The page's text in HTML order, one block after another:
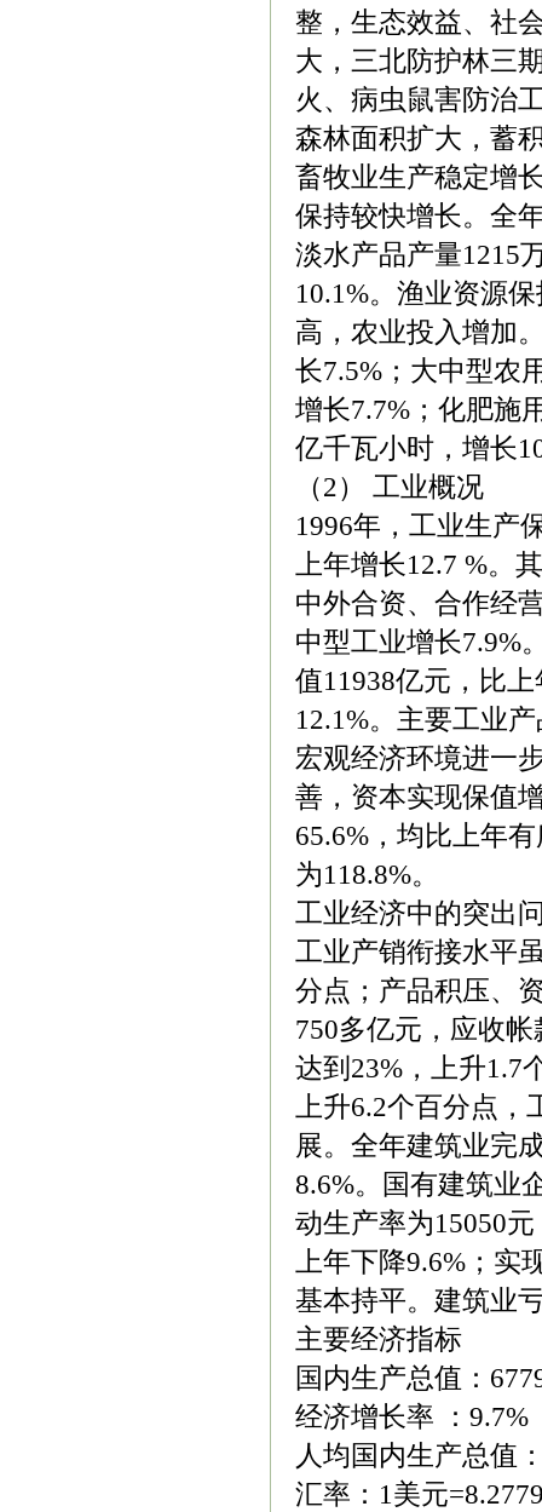
整，生态效益、社
大，三北防护林三
火、病虫鼠害防治
森林面积扩大，蓄
畜牧业生产稳定增
保持较快增长。全
淡水产品产量1215
10.1%。渔业资源
高，农业投入增加
长7.5%；大中型农
增长7.7%；化肥施
亿千瓦小时，增长
（2） 工业概况
1996年，工业生产
上年增长12.7 %。
中外合资、合作经
中型工业增长7.9%
值11938亿元，比
12.1%。主要工业
宏观经济环境进一
善，资本实现保值
65.6%，均比上年
为118.8%。
工业经济中的突出
工业产销衔接水平
分点；产品积压、
750多亿元，应收
达到23%，上升1.7
上升6.2个百分点，
展。全年建筑业完
8.6%。国有建筑业
动生产率为15050
上年下降9.6%；实
基本持平。建筑业
主要经济指标
国内生产总值：
经济增长率 ：9.7%
人均国内生产总值
汇率：1美元